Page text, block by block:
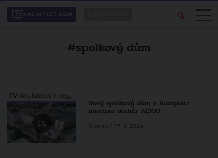
#spolkový dům
TV Architect v regionech
Nový spolkový dům v Humpolci
navrhne ateliér AEIOU
Článek / 17. 6. 2024